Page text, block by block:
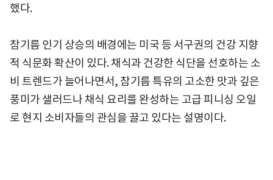
했다.
참기름 인기 상승의 배경에는 미국 등 서구권의 건강 지향
적 식문화 확산이 있다. 채식과 건강한 식단을 선호하는 소
비 트렌드가 늘어나면서, 참기름 특유의 고소한 맛과 깊은
풍미가 샐러드나 채식 요리를 완성하는 고급 피니싱 오일
로 현지 소비자들의 관심을 끌고 있다는 설명이다.